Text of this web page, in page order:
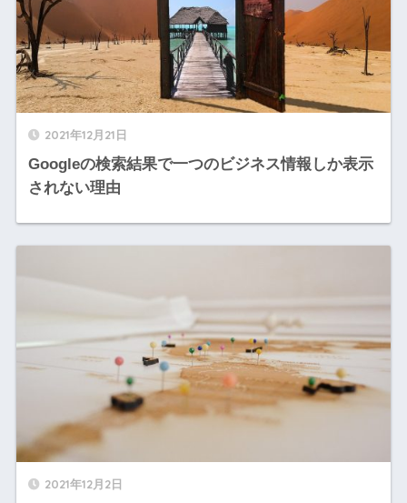
2021年12月21日
Googleの検索結果で一つのビジネス情報しか表示
されない理由
2021年12月2日